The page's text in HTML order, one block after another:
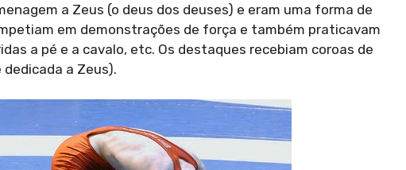
a Zeus (o deus dos deuses) e eram uma forma de
em demonstrações de força e também praticavam
a pé e a cavalo, etc. Os destaques recebiam coroas de
a Zeus).